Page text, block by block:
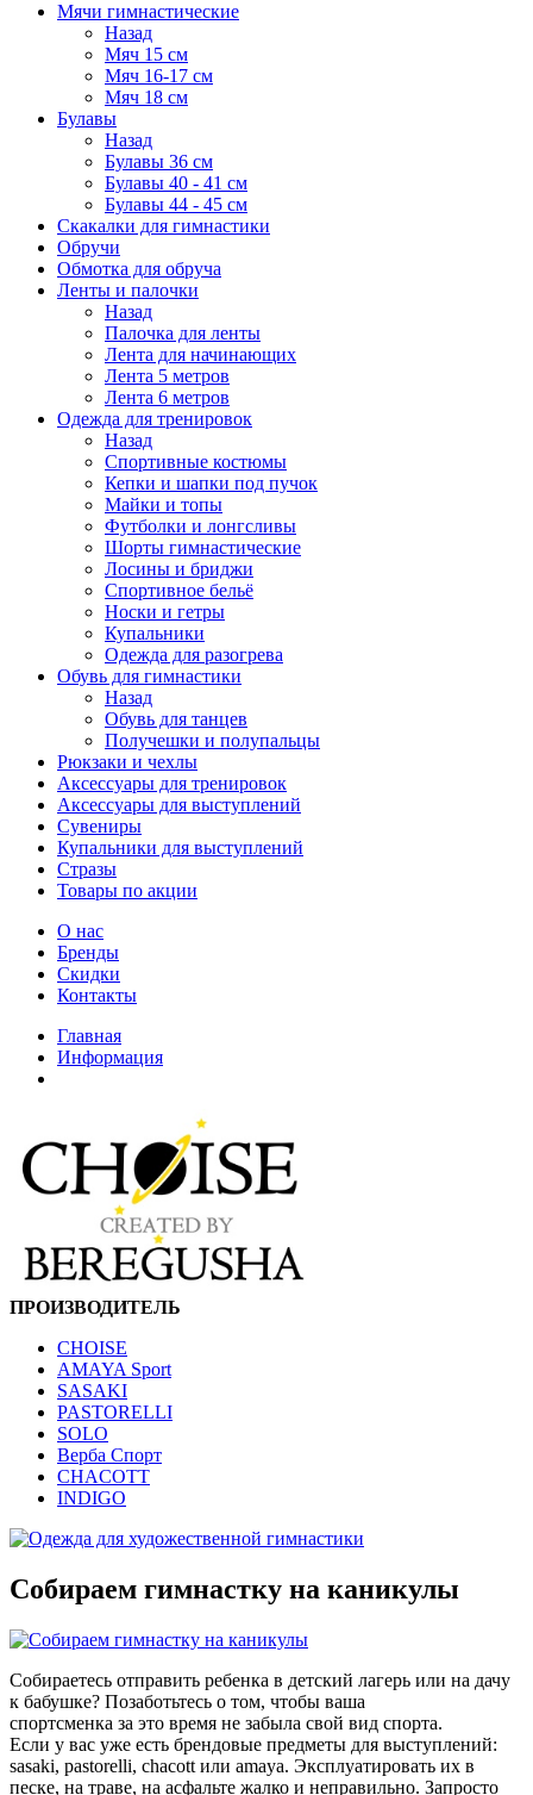
Мячи гимнастические
Назад
Мяч 15 см
Мяч 16-17 см
Мяч 18 см
Булавы
Назад
Булавы 36 см
Булавы 40 - 41 см
Булавы 44 - 45 см
Скакалки для гимнастики
Обручи
Обмотка для обруча
Ленты и палочки
Назад
Палочка для ленты
Лента для начинающих
Лента 5 метров
Лента 6 метров
Одежда для тренировок
Назад
Спортивные костюмы
Кепки и шапки под пучок
Майки и топы
Футболки и лонгсливы
Шорты гимнастические
Лосины и бриджи
Спортивное бельё
Носки и гетры
Купальники
Одежда для разогрева
Обувь для гимнастики
Назад
Обувь для танцев
Получешки и полупальцы
Рюкзаки и чехлы
Аксессуары для тренировок
Аксессуары для выступлений
Сувениры
Купальники для выступлений
Стразы
Товары по акции
О нас
Бренды
Скидки
Контакты
Главная
Информация
ПРОИЗВОДИТЕЛЬ
CHOISE
AMAYA Sport
SASAKI
PASTORELLI
SOLO
Верба Спорт
CHACOTT
INDIGO
Собираем гимнастку на каникулы
Собираетесь отправить ребенка в детский лагерь или на дачу
к бабушке? Позаботьтесь о том, чтобы ваша
спортсменка за это время не забыла свой вид спорта.
Если у вас уже есть брендовые предметы для выступлений:
sasaki, pastorelli, chacott или amaya. Эксплуатировать их в
песке, на траве, на асфальте жалко и неправильно. Запросто